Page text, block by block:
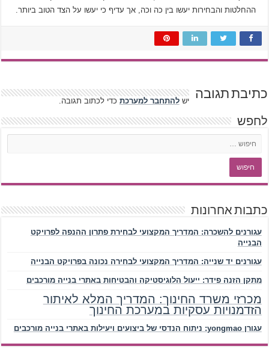
ההחלטות והבחירות יעשו בין כה וכה, אך עדיף כי יעשו על הצד הטוב ביותר.
כתיבת תגובה ישלהתחבר למערכת כדי לכתוב תגובה.
לחפש
כתבות אחרונות
עגורנים להשכרה: המדריך המקצועי לבחירת פתרון ההנפה לפרויקט
הבנייה
עגורנים יד שנייה: המדריך המקצועי לבחירה נכונה בפרויקט הבנייה
מתקן הזנה פידר: ייעול הלוגיסטיקה והבטיחות באתרי בנייה מורכבים
מכרזי משרד החינוך: המדריך המלא לאיתור
הזדמנויות עסקיות במערכת החינוך
עגורן yongmao: ניתוח הנדסי של ביצועים ויעילות באתרי בנייה מורכבים